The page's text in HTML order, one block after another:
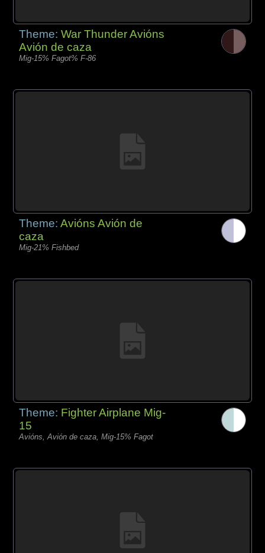
Theme:War Thunder Avións
Avión de caza
Mig-15% Fagot% F-86
Theme:Avións Avión de
caza
Mig-21% Fishbed
Theme: Fighter Airplane Mig-
15
Avións, Avión de caza, Mig-15% Fagot